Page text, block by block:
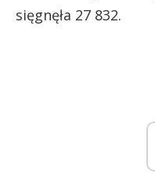
sięgnęła 27 832.